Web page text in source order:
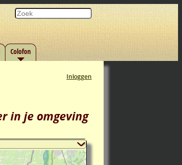
Colofon
Inloggen
in je omgeving